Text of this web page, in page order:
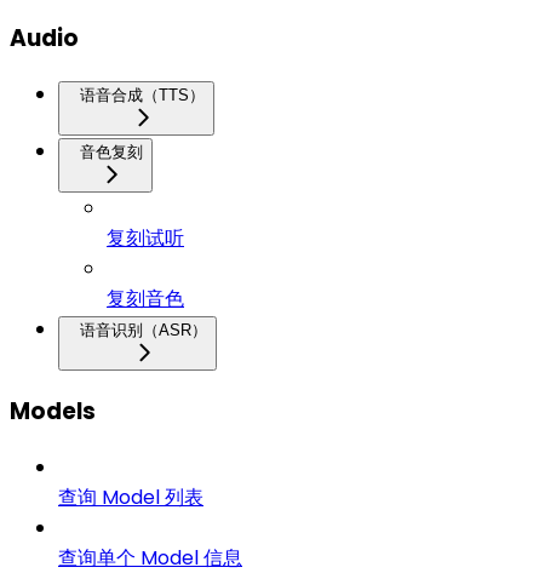
Audio
语音合成（TTS）
音色复刻
复刻试听
复刻音色
语音识别（ASR）
Models
查询 Model 列表
查询单个 Model 信息